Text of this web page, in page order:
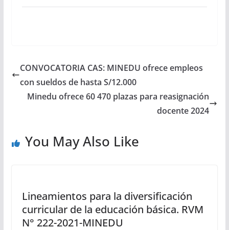
CONVOCATORIA CAS: MINEDU ofrece empleos
con sueldos de hasta S/12.000
Minedu ofrece 60 470 plazas para reasignación
docente 2024
You May Also Like
Lineamientos para la diversificación
curricular de la educación básica. RVM
N° 222-2021-MINEDU